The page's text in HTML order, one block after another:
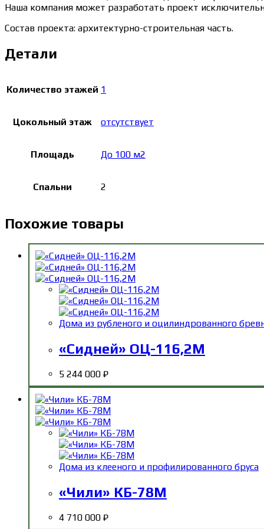
Наша компания может разработать проект
Состав проекта: архитектурно-строительная часть.
Детали
Количество этажей 1
Цокольный этаж отсутствует
Площадь До 100 м2
Спальни 2
Похожие товары
Дома из рубленого и оцилиндрованного
«Сидней» ОЦ-116,2М
5 244 000 ₽
Дома из клееного и профилированного бруса
«Чили» КБ-78М
4 710 000 ₽